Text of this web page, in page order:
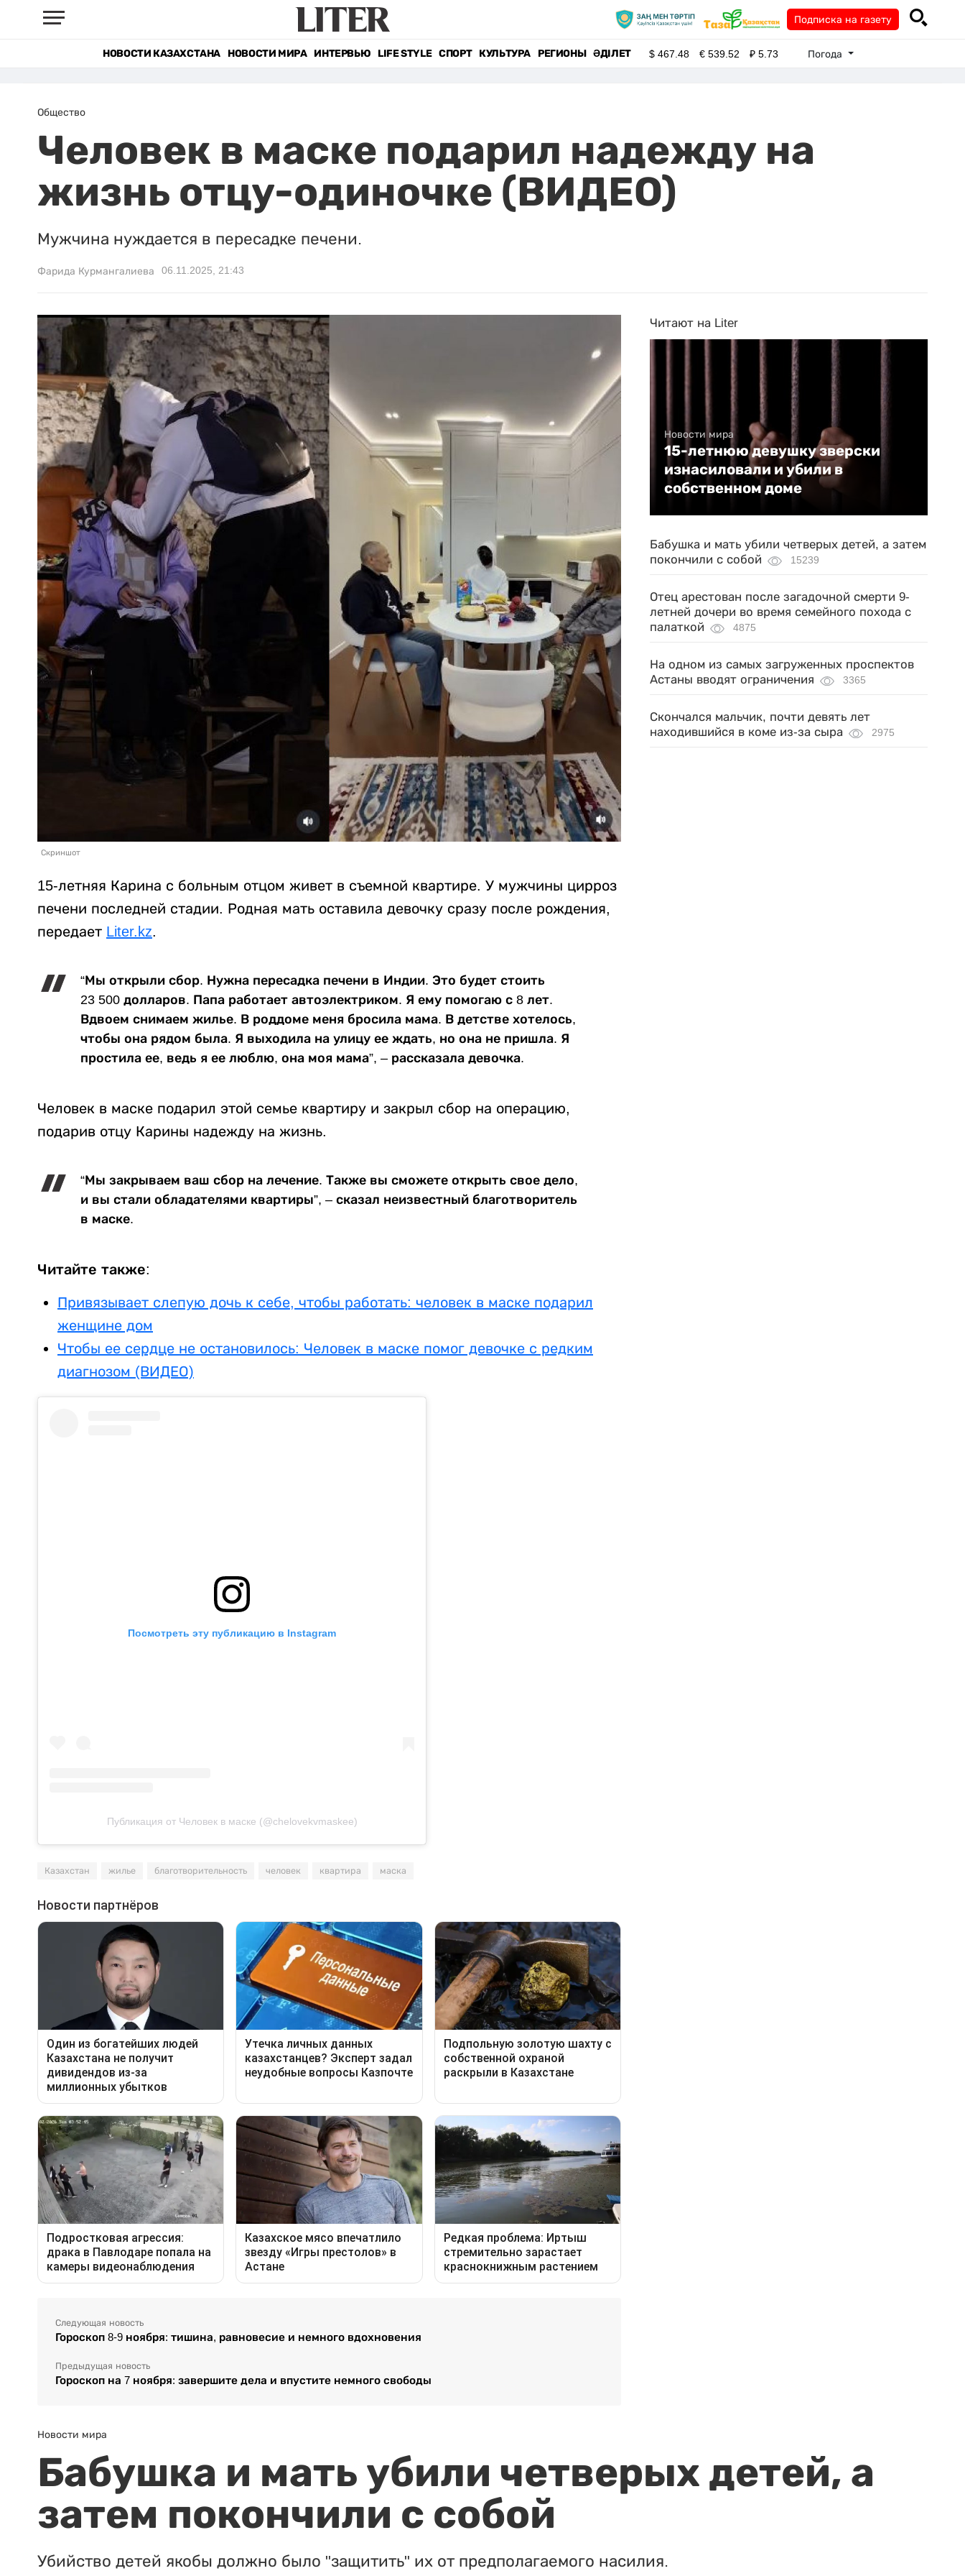
Подписка на газету
НОВОСТИ КАЗАХСТАНА НОВОСТИ МИРА ИНТЕРВЬЮ LIFE STYLE СПОРТ КУЛЬТУРА РЕГИОНЫ ӘДІЛЕТ $467.48 €539.52 ₽5.73 Погода
Общество
Человек в маске подарил надежду на
жизнь отцу-одиночке (ВИДЕО)
Мужчина нуждается в пересадке печени.
Фарида Курмангалиева 06.11.2025, 21:43
Скриншот
15-летняя Карина с больным отцом живет в съемной квартире. У мужчины цирроз
печени последней стадии. Родная мать оставила девочку сразу после рождения,
передает Liter.kz.
“Мы открыли сбор. Нужна пересадка печени в Индии. Это будет стоить
23 500 долларов. Папа работает автоэлектриком. Я ему помогаю с 8 лет.
Вдвоем снимаем жилье. В роддоме меня бросила мама. В детстве хотелось,
чтобы она рядом была. Я выходила на улицу ее ждать, но она не пришла. Я
простила ее, ведь я ее люблю, она моя мама”, – рассказала девочка.
Человек в маске подарил этой семье квартиру и закрыл сбор на операцию,
подарив отцу Карины надежду на жизнь.
“Мы закрываем ваш сбор на лечение. Также вы сможете открыть свое дело,
и вы стали обладателями квартиры”, – сказал неизвестный благотворитель
в маске.
Читайте также:
Привязывает слепую дочь к себе, чтобы работать: человек в маске подарил
женщине дом
Чтобы ее сердце не остановилось: Человек в маске помог девочке с редким
диагнозом (ВИДЕО)
Посмотреть эту публикацию в Instagram
Публикация от Человек в маске (@chelovekvmaskee)
Казахстан жилье благотворительность человек квартира маска
Следующая новость
Гороскоп 8-9 ноября: тишина, равновесие и немного вдохновения
Предыдущая новость
Гороскоп на 7 ноября: завершите дела и впустите немного свободы
Читают на Liter
Новости мира
15-летнюю девушку зверски
изнасиловали и убили в
собственном доме
Бабушка и мать убили четверых детей, а затем
покончили с собой
15239
Отец арестован после загадочной смерти 9-
летней дочери во время семейного похода с
палаткой
4875
На одном из самых загруженных проспектов
Астаны вводят ограничения
3365
Скончался мальчик, почти девять лет
находившийся в коме из-за сыра
2975
Новости мира
Бабушка и мать убили четверых детей, а
затем покончили с собой
Убийство детей якобы должно было "защитить" их от предполагаемого насилия.